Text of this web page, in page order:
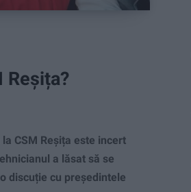
Reșița?
CSM Reșița este incert
a lăsat să se
discuție cu președintele